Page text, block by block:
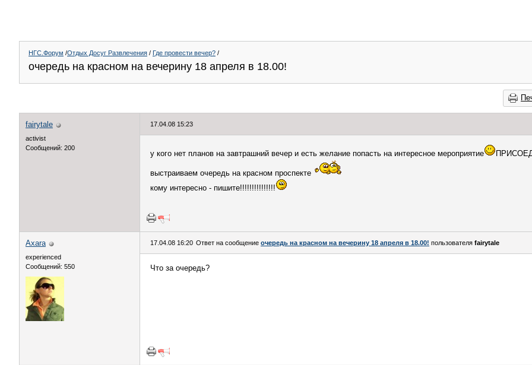
НГС.Форум /Отдых Досуг Развлечения / Где провести вечер? /
очередь на красном на вечерину 18 апреля в 18.00!
fairytale
activist
Сообщений: 200
17.04.08 15:23
у кого нет планов на завтрашний вечер и есть желание попасть на интересное мероприятие
выстраиваем очередь на красном проспекте
кому интересно - пишите!!!!!!!!!!!!!!!
Axara
experienced
Сообщений: 550
17.04.08 16:20 Ответ на сообщение очередь на красном на вечерину 18 апреля в 18.00! пользователя fairytale
Что за очередь?